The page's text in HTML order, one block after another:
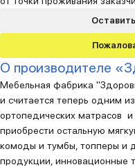
О производителе
Мебельная фабрика
и считается теперь одним
ортопедических матрасов
приобрести остальную
комоды и тумбы, топперы и
продукции, инновационные